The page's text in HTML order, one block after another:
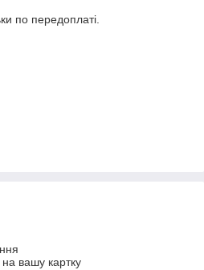
по передоплаті.
вашу картку